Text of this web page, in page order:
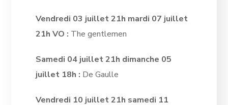
Vendredi 03 juillet 21h mardi 07 juillet
21h VO : The gentlemen
Samedi 04 juillet 21h dimanche 05
juillet 18h : De Gaulle
Vendredi 10 juillet 21h samedi 11